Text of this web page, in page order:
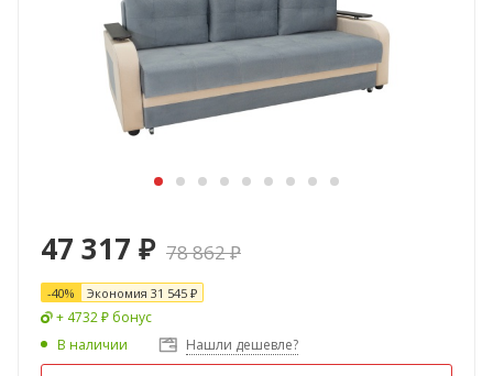
47 317 ₽ 78 862₽
-40% Экономия 31 545 ₽
+ 4732 ₽ бонус
В наличии
Нашли дешевле?